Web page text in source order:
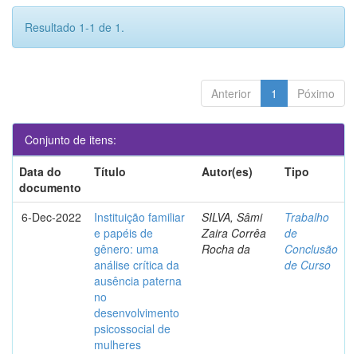
Resultado 1-1 de 1.
Anterior 1 Póximo
Conjunto de itens:
Data do
documento
Título Autor(es) Tipo
6-Dec-2022
Instituição familiar
e papéis de
gênero: uma
análise crítica da
ausência paterna
no
desenvolvimento
psicossocial de
mulheres
SILVA, Sâmi
Zaira Corrêa
Rocha da
Trabalho
de
Conclusão
de Curso